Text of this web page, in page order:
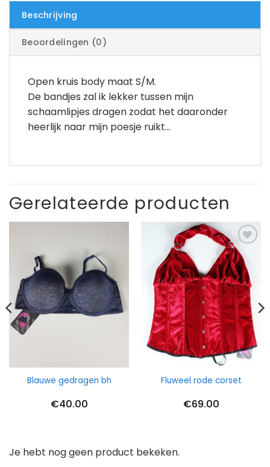
Beschrijving
Beoordelingen (0)
Open kruis body maat S/M.
De bandjes zal ik lekker tussen mijn
schaamlipjes dragen zodat het daaronder
heerlijk naar mijn poesje ruikt…
Gerelateerde producten
Blauwe gedragen bh
€40.00
Fluweel rode corset
€69.00
Je hebt nog geen product bekeken.